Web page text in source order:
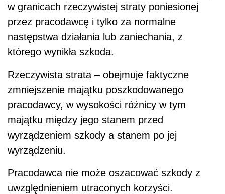
w granicach rzeczywistej straty poniesionej
przez pracodawcę i tylko za normalne
następstwa działania lub zaniechania, z
którego wynikła szkoda.
Rzeczywista strata – obejmuje faktyczne
zmniejszenie majątku poszkodowanego
pracodawcy, w wysokości różnicy w tym
majątku między jego stanem przed
wyrządzeniem szkody a stanem po jej
wyrządzeniu.
Pracodawca nie może oszacować szkody z
uwzględnieniem utraconych korzyści.